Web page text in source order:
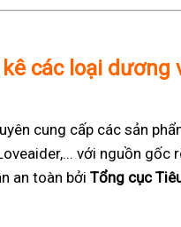
kê các loại dương
cung cấp các sản
với nguồn
an toàn bởi Tổng cục